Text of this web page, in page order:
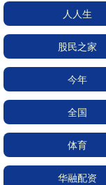
人人生
股民之家
今年
全国
体育
华融配资